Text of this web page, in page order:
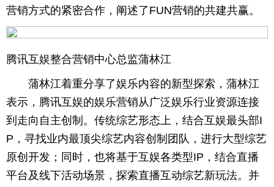
营销方式的紧密合作，阐述了FUN营销的共建共赢。
腾讯互娱整合营销中心总监蒲林江
蒲林江着重分享了娱乐内容的新型探索，蒲林江
表示，腾讯互娱的娱乐营销从广泛娱乐行业资源连接
到走向自主创制。传统综艺形态上，结合互娱最头部I
P，寻找业内最顶尖综艺内容创制团队，进行大型综艺
原创开发；同时，也将基于互娱各类型IP，结合直播
平台及线下活动场景，探索直播互动综艺新玩法。并